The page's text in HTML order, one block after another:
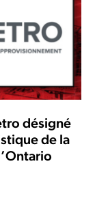
désigné
de la